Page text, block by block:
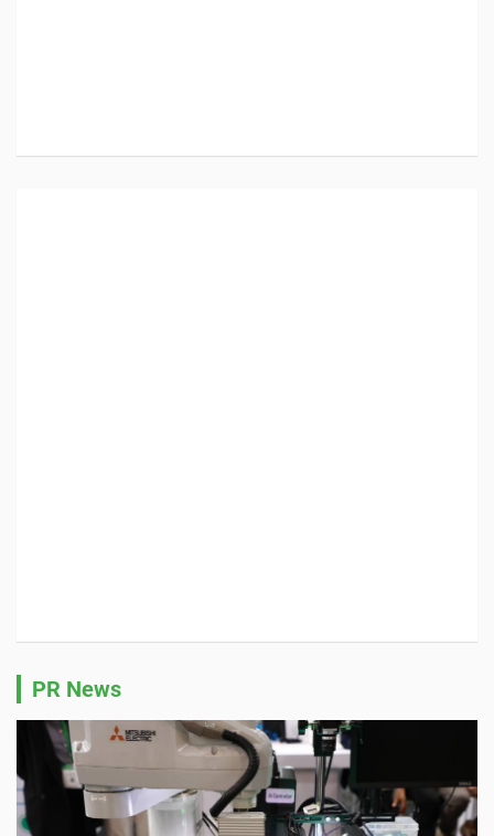
PR News